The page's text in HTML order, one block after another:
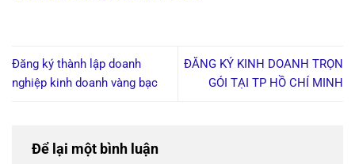
Đăng ký thành lập doanh
nghiệp kinh doanh vàng bạc
ĐĂNG KÝ KINH DOANH TRỌN
GÓI TẠI TP HỒ CHÍ MINH
Để lại một bình luận